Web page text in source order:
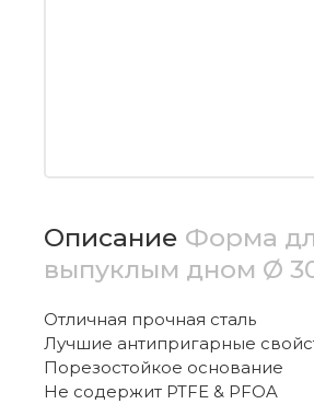
Описание Форма
выпуклым дном Ø
Отличная прочная сталь
Лучшие антипригарные
Порезостойкое основание
Не содержит PTFE & PFOA